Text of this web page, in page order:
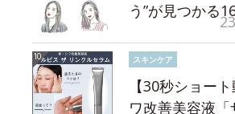
う”が見つかる
スキンケア
【30秒ショー
ワ改善美容液